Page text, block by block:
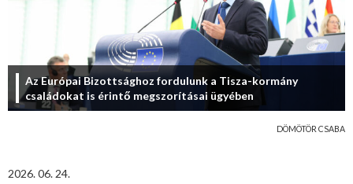
DÖMÖTÖR CSABA
Az Európai Bizottsághoz fordulunk a Tisza-kormány
családokat is érintő megszorításai ügyében
2026. 06. 24.